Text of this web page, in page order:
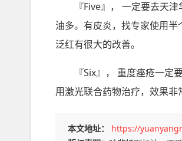
『Five』， 一定要去天
油多。有皮炎，找专家使用
泛红有很大的改善。
『Six』， 重度痤疮一
用激光联合药物治疗，效果非
本文地址：
https://